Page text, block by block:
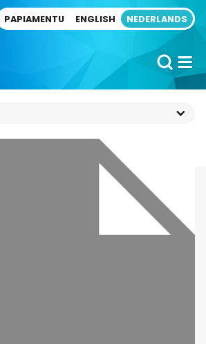
PAPIAMENTU ENGLISH NEDERLANDS